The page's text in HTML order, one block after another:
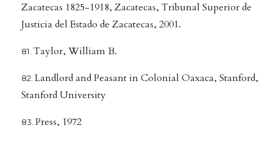
Zacatecas 1825-1918, Zacatecas, Tribunal Superior de
Justicia del Estado de Zacatecas, 2001.
Taylor, William B.
Landlord and Peasant in Colonial Oaxaca, Stanford,
Stanford University
Press, 1972